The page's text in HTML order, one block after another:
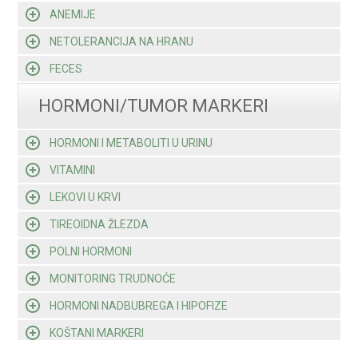
ANEMIJE
NETOLERANCIJA NA HRANU
FECES
HORMONI/TUMOR MARKERI
HORMONI I METABOLITI U URINU
VITAMINI
LEKOVI U KRVI
TIREOIDNA ŽLEZDA
POLNI HORMONI
MONITORING TRUDNOĆE
HORMONI NADBUBREGA I HIPOFIZE
KOŠTANI MARKERI